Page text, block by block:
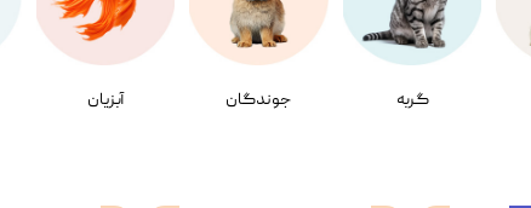
گربه جوندگان آبزیان